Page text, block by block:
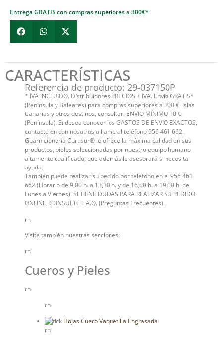
Entrega GRATIS con compras superiores a 300€*
CARACTERÍSTICAS
Referencia de producto: 29-037150P
* IVA INCLUIDO. Distribuidores PRECIOS + IVA. Envio GRATIS*
(Península y Baleares) para compras superiores a 300 €, Islas
Canarias y otros destinos, consultar. ENVIO MÍNIMO 10 €.
(Península). Si desea conocer los GASTOS DE ENVIO EXACTOS,
contacte en con nosotros o llame al teléfono 956 461 662.
Guarnicioneria Curtisur® le ofrece la máxima calidad en sus
productos, pieles seleccionadas por nuestro equipo humano
altamente cualificado, que además le asesorará si necesita
ayuda.
También puede realizar su pedido por telefono en el 956 461
662 (Horario de 9,00 h. a 13,30 h. y de 16,00 h. a 19,00 h. de
Lunes a Viernes). SI TIENE DUDAS PARA REALIZAR SU PEDIDO
ONLINE, CONSULTE F.A.Q. (Preguntas Frecuentes).
rn
Visite también nuestras secciones:
rn
Cueros y Pieles
rn
rn
Hojas Cuero Vaquetilla Engrasada
rn